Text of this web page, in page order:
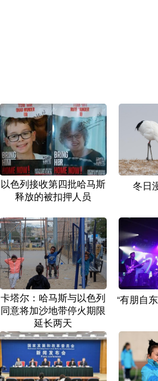
以色列接收第四批哈马斯
释放的被扣押人员
冬日
卡塔尔：哈马斯与以色列
同意将加沙地带停火期限
延长两天
“有朋自